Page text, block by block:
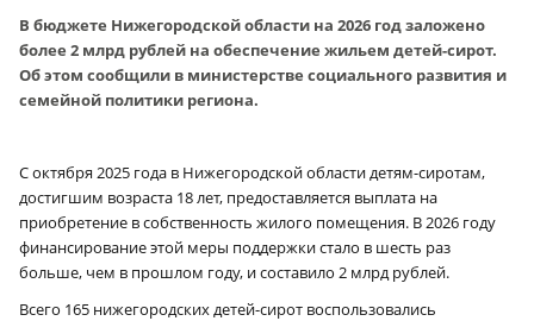
В бюджете Нижегородской области на 2026 год заложено
более 2 млрд рублей на обеспечение жильем детей-сирот.
Об этом сообщили в министерстве социального развития и
семейной политики региона.
С октября 2025 года в Нижегородской области детям-сиротам,
достигшим возраста 18 лет, предоставляется выплата на
приобретение в собственность жилого помещения. В 2026 году
финансирование этой меры поддержки стало в шесть раз
больше, чем в прошлом году, и составило 2 млрд рублей.
Всего 165 нижегородских детей-сирот воспользовались